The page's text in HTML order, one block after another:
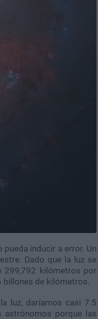
pueda inducir a error. Un
Dado que la luz se
299,792 kilómetros por
billones de kilómetros.
luz, daríamos casi 7.5
astrónomos porque las